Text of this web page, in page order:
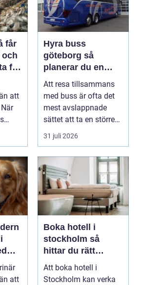
för
att
Hyra buss
göteborg så
planerar du en
trygg och smidig
gruppresa
Att resa tillsammans
med buss är ofta det
mest avslappnade
sättet att ta en större
grupp från punkt ...
31 juli 2026
att
Boka hotell i
stockholm så
hittar du rätt
boende för din
vistelse
Att boka hotell i
Stockholm kan verka